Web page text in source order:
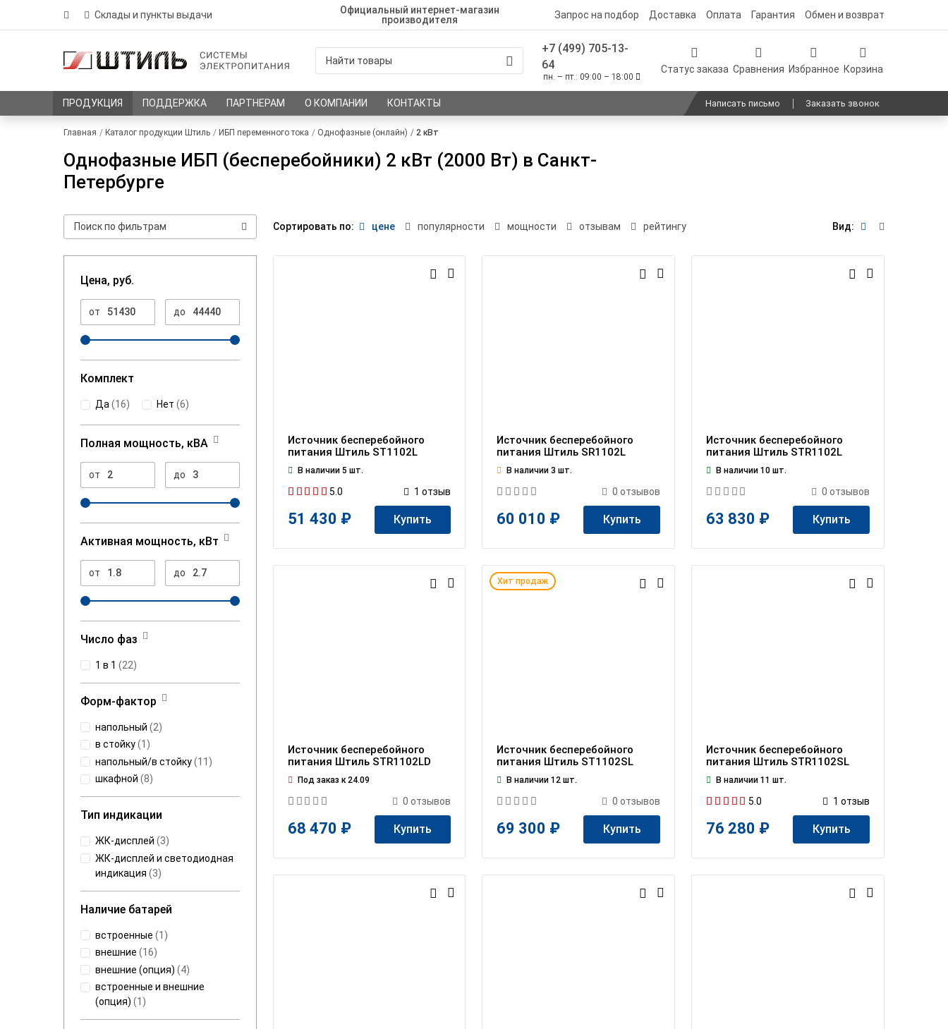
Склады и пункты выдачи
Официальный интернет-магазин
производителя
Запрос на подбор Доставка Оплата Гарантия Обмен и возврат
+7 (499) 705-13-
64
пн. – пт.: 09:00 – 18:00
Статус заказа Сравнения Избранное Корзина
ПРОДУКЦИЯ ПОДДЕРЖКА ПАРТНЕРАМ О КОМПАНИИ КОНТАКТЫ Написать письмо Заказать звонок
Главная Каталог продукции Штиль ИБП переменного тока Однофазные (онлайн) 2 кВт
Однофазные ИБП (бесперебойники) 2 кВт (2000 Вт) в Санкт-
Петербурге
Цена, руб.
от до
Комплект
Да(16) Нет (6)
Полная мощность, кВА
от до
Активная мощность, кВт
от до
Число фаз
1 в 1 (22)
Форм-фактор
напольный (2)
в стойку(1 )
напольный/в стойку(11 )
шкафной (8)
Тип индикации
ЖК-дисплей (3)
ЖК-дисплей и светодиодная
индикация (3)
Наличие батарей
встроенные (1 )
внешние (16)
внешние (опция) (4)
встроенные и внешние
(опция) (1 )
Вид:
Сортировать по: цене популярности мощности отзывам рейтингу
Источник бесперебойного
питания Штиль ST1102L
В наличии 5 шт.
5.0 1 отзыв
51 430 ₽ Купить
Источник бесперебойного
питания Штиль SR1102L
В наличии 3 шт.
0 отзывов
60 010 ₽ Купить
Источник бесперебойного
питания Штиль STR1102L
В наличии 10 шт.
0 отзывов
63 830 ₽ Купить
Источник бесперебойного
питания Штиль STR1102LD
Под заказ к 24.09
0 отзывов
68 470 ₽ Купить
Хит продаж
Источник бесперебойного
питания Штиль ST1102SL
В наличии 12 шт.
0 отзывов
69 300 ₽ Купить
Источник бесперебойного
питания Штиль STR1102SL
В наличии 11 шт.
5.0 1 отзыв
76 280 ₽ Купить